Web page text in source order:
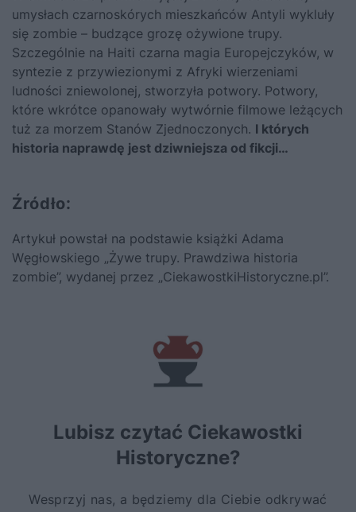
umysłach czarnoskórych mieszkańców Antyli wykluły
się zombie – budzące grozę ożywione trupy.
Szczególnie na Haiti czarna magia Europejczyków, w
syntezie z przywiezionymi z Afryki wierzeniami
ludności zniewolonej, stworzyła potwory. Potwory,
które wkrótce opanowały wytwórnie filmowe leżących
tuż za morzem Stanów Zjednoczonych. I których
historia naprawdę jest dziwniejsza od fikcji…
Źródło:
Artykuł powstał na podstawie książki Adama
Węgłowskiego „Żywe trupy. Prawdziwa historia
zombie”, wydanej przez „CiekawostkiHistoryczne.pl”.